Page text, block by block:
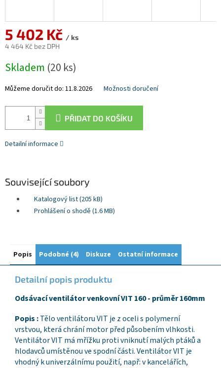
5 402 Kč / ks
4 464 Kč bez DPH
cena:
Skladem (20 ks)
Můžeme doručit do: 11.8.2026 Možnosti doručení
PŘIDAT DO KOŠÍKU
Detailní informace
Související soubory
Katalogový list (205 kB)
Prohlášení o shodě (1.6 MB)
Popis Podobné (4) Diskuze Ostatní informace
Detailní popis produktu
Odsávací ventilátor venkovní VIT 160 - průměr 160mm
Popis :Tělo ventilátoru VIT je z oceli s polymerní
vrstvou, která chrání motor před působením vlhkosti.
Ventilátor VIT má mřížku proti vniknutí malých ptáků a
hlodavců umístěnou ve spodní části. Ventilátor VIT je
vhodný k univerzálnímu použití, např: v kancelářích,